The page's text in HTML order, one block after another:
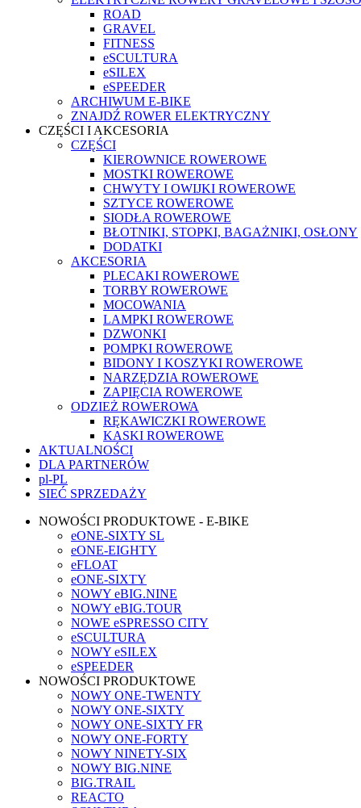
ROAD
GRAVEL
FITNESS
eSCULTURA
eSILEX
eSPEEDER
ARCHIWUM E-BIKE
ZNAJDŹ ROWER ELEKTRYCZNY
CZĘŚCI I AKCESORIA
CZĘŚCI
KIEROWNICE ROWEROWE
MOSTKI ROWEROWE
CHWYTY I OWIJKI ROWEROWE
SZTYCE ROWEROWE
SIODŁA ROWEROWE
BŁOTNIKI, STOPKI, BAGAŻNIKI, OSŁONY
DODATKI
AKCESORIA
PLECAKI ROWEROWE
TORBY ROWEROWE
MOCOWANIA
LAMPKI ROWEROWE
DZWONKI
POMPKI ROWEROWE
BIDONY I KOSZYKI ROWEROWE
NARZĘDZIA ROWEROWE
ZAPIĘCIA ROWEROWE
ODZIEŻ ROWEROWA
RĘKAWICZKI ROWEROWE
KASKI ROWEROWE
AKTUALNOŚCI
DLA PARTNERÓW
pl-PL
SIEĆ SPRZEDAŻY
NOWOŚCI PRODUKTOWE - E-BIKE
eONE-SIXTY SL
eONE-EIGHTY
eFLOAT
eONE-SIXTY
NOWY eBIG.NINE
NOWY eBIG.TOUR
NOWE eSPRESSO CITY
eSCULTURA
NOWY eSILEX
eSPEEDER
NOWOŚCI PRODUKTOWE
NOWY ONE-TWENTY
NOWY ONE-SIXTY
NOWY ONE-SIXTY FR
NOWY ONE-FORTY
NOWY NINETY-SIX
NOWY BIG.NINE
BIG.TRAIL
REACTO